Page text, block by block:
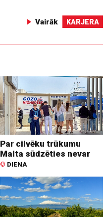
Vairāk KARJERA
Par cilvēku trūkumu
Malta sūdzēties nevar
© DIENA